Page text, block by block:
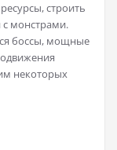
строить
с монстрами.
боссы, мощные
некоторых